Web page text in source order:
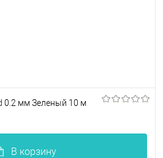
0.2 мм Зеленый 10 м
В корзину